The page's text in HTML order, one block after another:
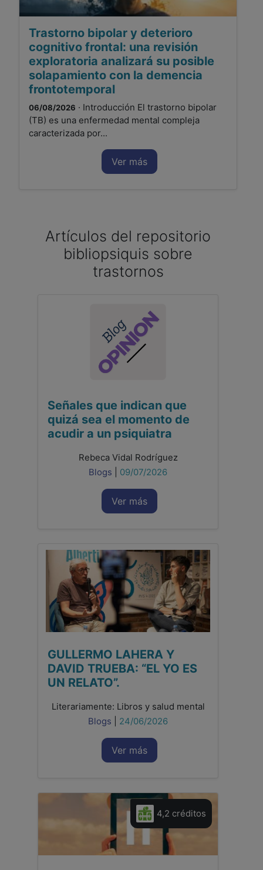
Trastorno bipolar y deterioro
cognitivo frontal: una revisión
exploratoria analizará su posible
solapamiento con la demencia
frontotemporal
06/08/2026 · Introducción El trastorno bipolar
(TB) es una enfermedad mental compleja
caracterizada por...
Ver más
Artículos del repositorio
bibliopsiquis sobre
trastornos
Señales que indican que
quizá sea el momento de
acudir a un psiquiatra
Rebeca Vidal Rodríguez
Blogs
09/07/2026
Ver más
GULLERMO LAHERA Y
DAVID TRUEBA: “EL YO ES
UN RELATO”.
Literariamente: Libros y salud mental
Blogs
24/06/2026
Ver más
4,2 créditos